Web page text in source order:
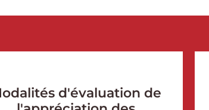
d'évaluation de